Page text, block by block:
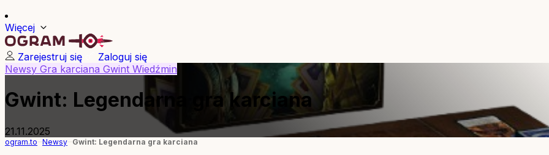
Więcej
Zarejestruj się
Zaloguj się
Newsy Gra karciana Gwint Wiedźmin
Gwint: Legendarna gra karciana
21.11.2025
ogram.to Newsy Gwint: Legendarna gra karciana